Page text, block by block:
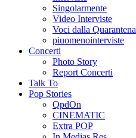
Singolarmente
Video Interviste
Voci dalla Quarantena
piuomenointerviste
Concerti
Photo Story
Report Concerti
Talk To
Pop Stories
QpdOn
CINEMATIC
Extra POP